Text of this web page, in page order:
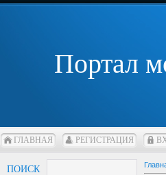
Портал
ГЛАВНАЯ РЕГИСТРАЦИЯ
ПОИСК